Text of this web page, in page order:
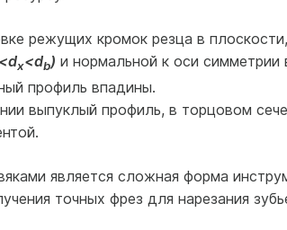
режущих кромок резца в плоскости,
x<db) и нормальной к оси симметрии
профиль впадины.
выпуклый профиль, в торцовом
является сложная форма
точных фрез для нарезания